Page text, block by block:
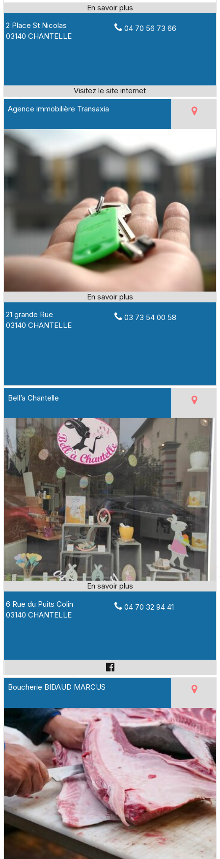
2 Place St Nicolas
03140 CHANTELLE
04 70 56 73 66
Agence immobilière Transaxia
21 grande Rue
03140 CHANTELLE
03 73 54 00 58
Bell’a Chantelle
6 Rue du Puits Colin
03140 CHANTELLE
04 70 32 94 41
Boucherie BIDAUD MARCUS